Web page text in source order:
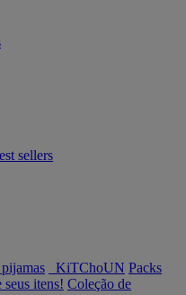
sellers
_KiTChoUN Packs
seus itens! Coleção de